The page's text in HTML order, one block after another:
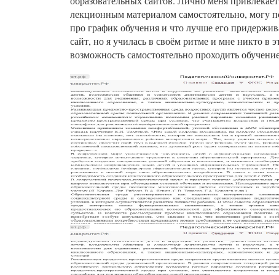
лекционным материалом самостоятельно, могу
про график обучения и что лучше его
сайт, но я училась в своём ритме и мне никто
возможность самостоятельно проходить